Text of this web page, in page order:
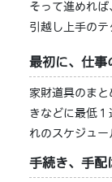
そって進めれば
引越し上手のテ
最初に、仕事
家財道具のま
きなどに最低
れのスケジュー
手続き、手配